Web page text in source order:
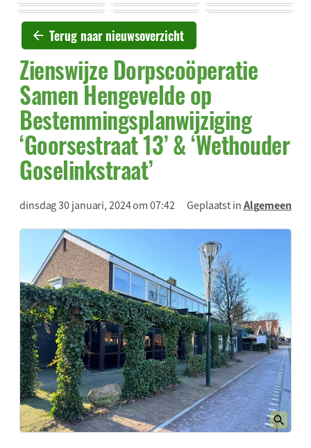
Terug naar nieuwsoverzicht
Zienswijze Dorpscoöperatie
Samen Hengevelde op
Bestemmingsplanwijziging
‘Goorsestraat 13’ & ‘Wethouder
Goselinkstraat’
dinsdag 30 januari, 2024 om 07:42 Geplaatst inAlgemeen